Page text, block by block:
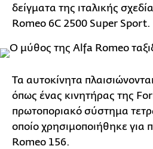
δείγματα της ιταλικής
Romeo 6C 2500 Super Sport.
Τα αυτοκίνητα
όπως ένας κινητήρας της
πρωτοποριακό σύστημα
οποίο χρησιμοποιήθηκε
Romeo 156.